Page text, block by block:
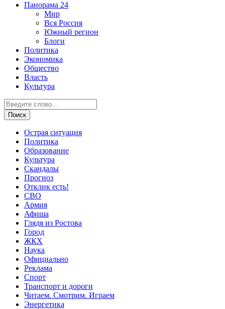
Панорама 24
Мир
Вся Россия
Южный регион
Блоги
Политика
Экономика
Общество
Власть
Культура
Острая ситуация
Политика
Образование
Культура
Скандалы
Прогноз
Отклик есть!
СВО
Армия
Афиша
Глядя из Ростова
Город
ЖКХ
Наука
Официально
Реклама
Спорт
Транспорт и дороги
Читаем. Смотрим. Играем
Энергетика